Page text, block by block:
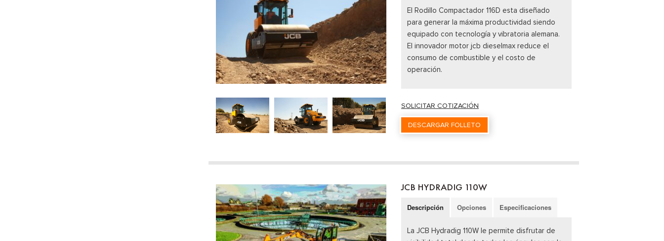
El Rodillo Compactador 116D esta diseñado
para generar la máxima productividad siendo
equipado con tecnología y vibratoria alemana.
El innovador motor jcb dieselmax reduce el
consumo de combustible y el costo de
operación.
SOLICITAR COTIZACIÓN
DESCARGAR FOLLETO
JCB HYDRADIG 110W
Descripción Opciones Especificaciones
La JCB Hydradig 110W le permite disfrutar de